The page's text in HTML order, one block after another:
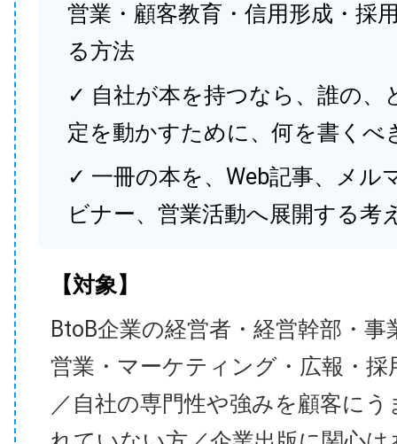
営業・顧客教育・信用形成・採
る方法
✓ 自社が本を持つなら、誰の、
定を動かすために、何を書くべ
✓ 一冊の本を、Web記事、メル
ビナー、営業活動へ展開する考
【対象】
BtoB企業の経営者・経営幹部・事
営業・マーケティング・広報・採
／自社の専門性や強みを顧客に